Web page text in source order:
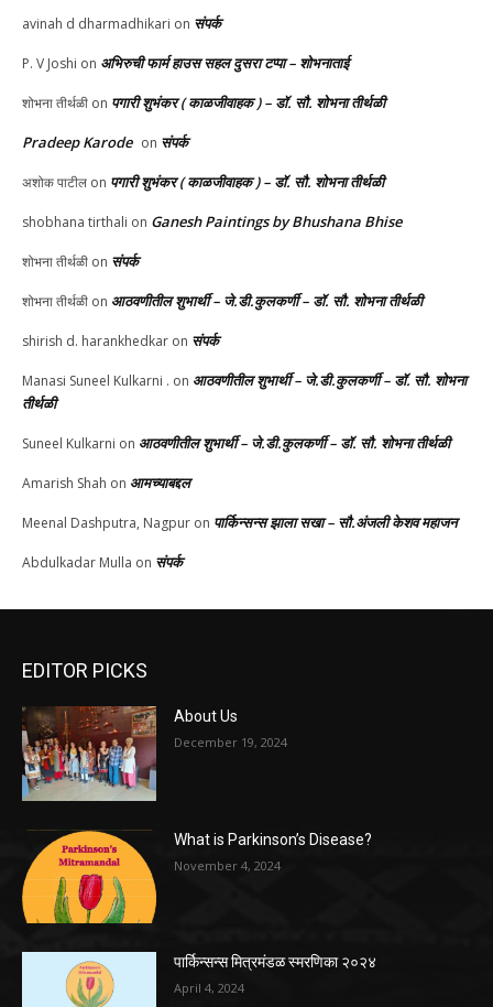
avinah d dharmadhikari on संपर्क
P. V Joshi on अभिरुची फार्म हाउस सहल दुसरा टप्पा – शोभनाताई
शोभना तीर्थळी on पगारी शुभंकर ( काळजीवाहक ) – डॉ. सौ. शोभना तीर्थळी
Pradeep Karode on संपर्क
अशोक पाटील on पगारी शुभंकर ( काळजीवाहक ) – डॉ. सौ. शोभना तीर्थळी
shobhana tirthali on Ganesh Paintings by Bhushana Bhise
शोभना तीर्थळी on संपर्क
शोभना तीर्थळी on आठवणीतील शुभार्थी – जे.डी.कुलकर्णी – डॉ. सौ. शोभना तीर्थळी
shirish d. harankhedkar on संपर्क
Manasi Suneel Kulkarni . on आठवणीतील शुभार्थी – जे.डी.कुलकर्णी – डॉ. सौ. शोभना
तीर्थळी
Suneel Kulkarni on आठवणीतील शुभार्थी – जे.डी.कुलकर्णी – डॉ. सौ. शोभना तीर्थळी
Amarish Shah on आमच्याबद्दल
Meenal Dashputra, Nagpur on पार्किन्सन्स झाला सखा – सौ.अंजली केशव महाजन
Abdulkadar Mulla on संपर्क
EDITOR PICKS
About Us
December 19, 2024
What is Parkinson’s Disease?
November 4, 2024
पार्किन्सन्स मित्रमंडळ स्मरणिका २०२४
April 4, 2024